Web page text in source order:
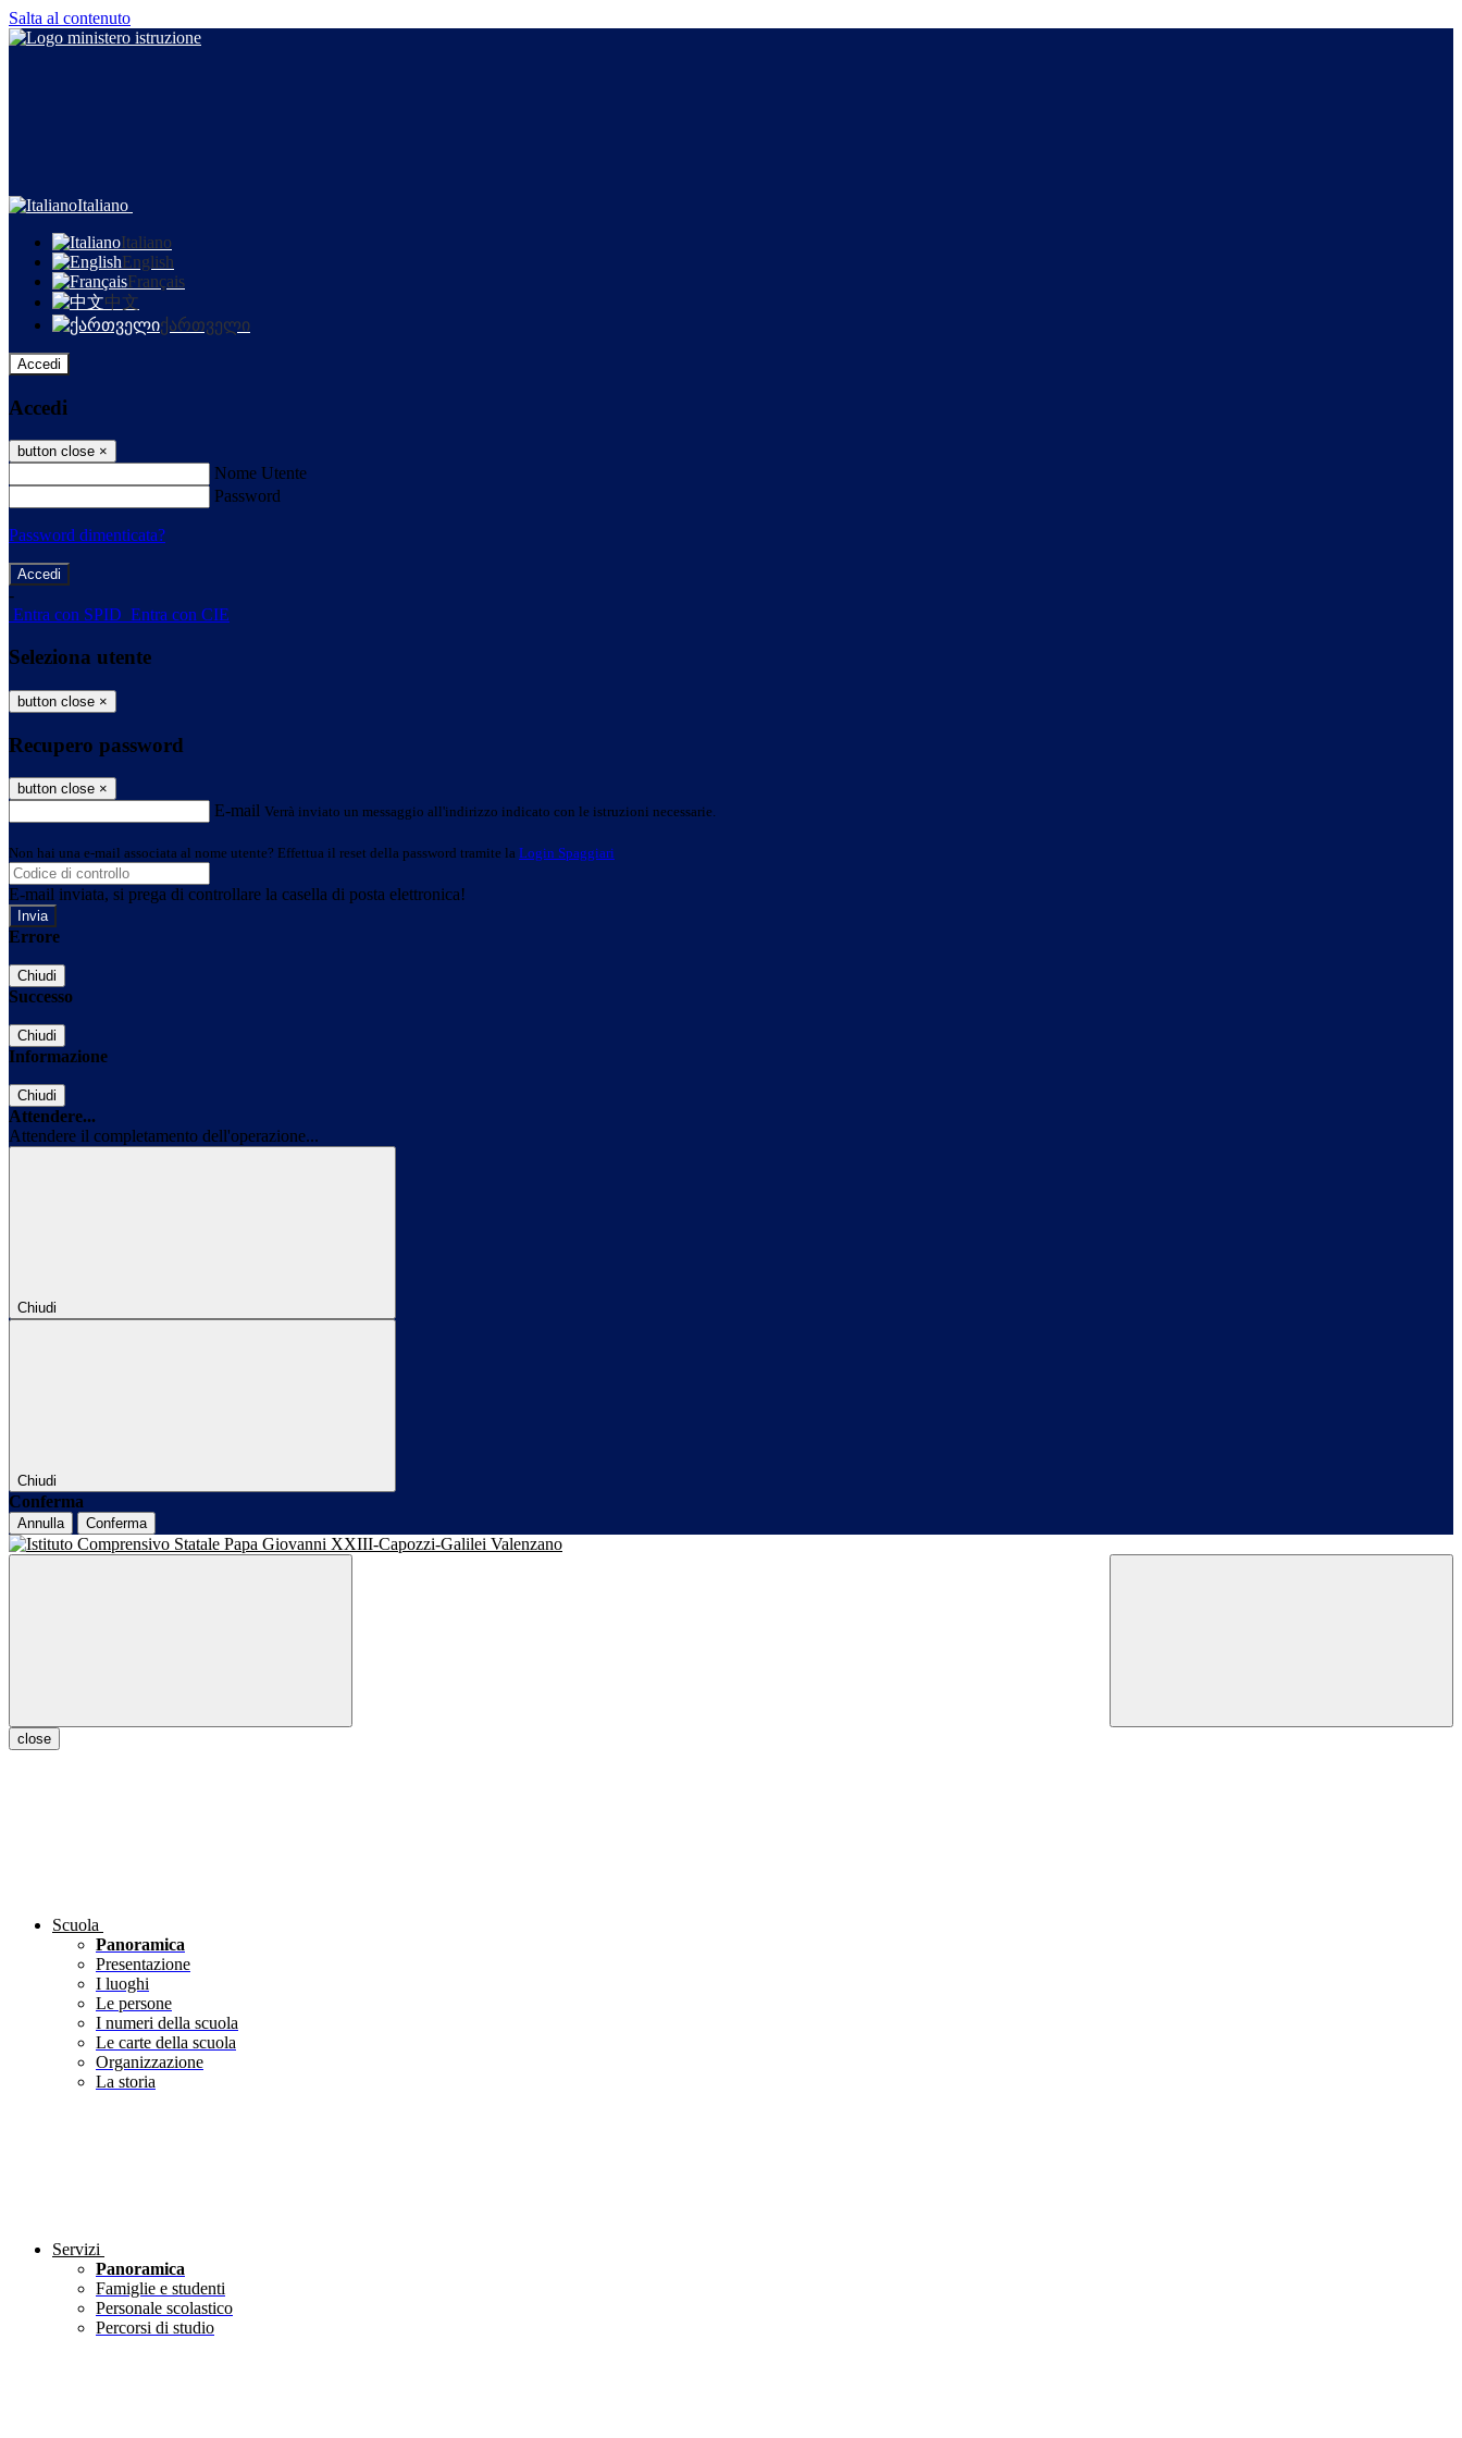
Salta al contenuto
Italiano
Italiano
English
Français
中文
ქართველი
Accedi
Accedi
button close ×
Nome Utente
Password
Password dimenticata?
-
Entra con SPID Entra con CIE
Seleziona utente
button close ×
Recupero password
button close ×
E-mail Verrà inviato un messaggio all'indirizzo indicato con le istruzioni necessarie.
Non hai una e-mail associata al nome utente? Effettua il reset della password tramite la Login Spaggiari
E-mail inviata, si prega di controllare la casella di posta elettronica!
Errore
Chiudi
Successo
Chiudi
Informazione
Chiudi
Attendere...
Attendere il completamento dell'operazione...
Chiudi
Chiudi
Conferma
Annulla Conferma
close
Scuola
Panoramica
Presentazione
I luoghi
Le persone
I numeri della scuola
Le carte della scuola
Organizzazione
La storia
Servizi
Panoramica
Famiglie e studenti
Personale scolastico
Percorsi di studio